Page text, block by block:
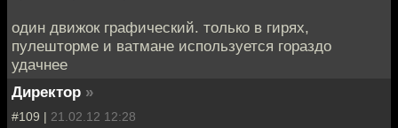
один движок графический. только в гирях,
пулешторме и ватмане используется гораздо
удачнее
Директор »
#109 | 21.02.12 12:28